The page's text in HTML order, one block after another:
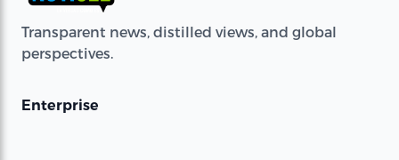
Transparent news, distilled views, and global
perspectives.
Enterprise